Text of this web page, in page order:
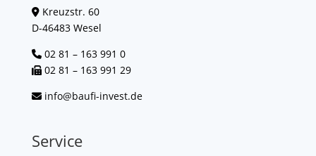
Kreuzstr. 60
D-46483 Wesel
02 81 – 163 991 0
02 81 – 163 991 29
info@baufi-invest.de
Service